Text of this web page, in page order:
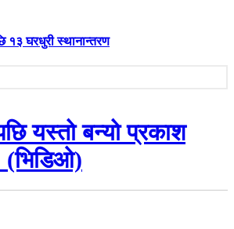
१३ घरधुरी स्थानान्तरण
यस्तो बन्यो प्रकाश
(भिडिओ)